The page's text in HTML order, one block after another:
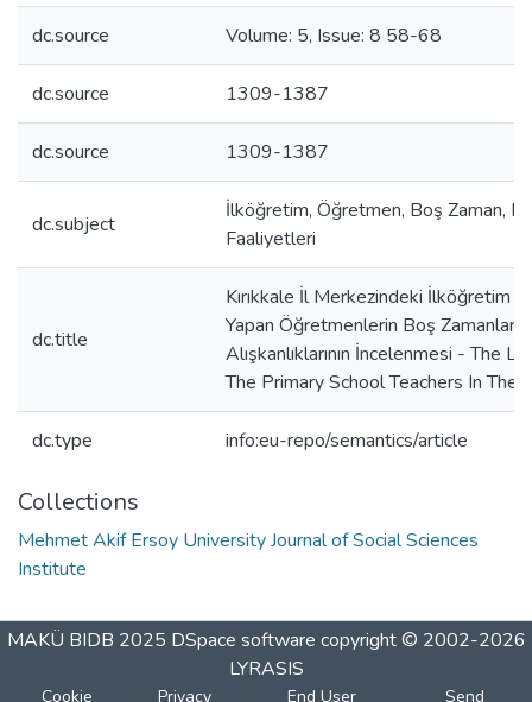
dc.source Volume: 5, Issue: 8 58-68
dc.source 1309-1387
dc.source 1309-1387
dc.subject
İlköğretim, Öğretmen, Boş Zaman,
Faaliyetleri
dc.title
Kırıkkale İl Merkezindeki İlköğretim
Yapan Öğretmenlerin Boş
Alışkanlıklarının İncelenmesi - The
The Primary School Teachers In The
dc.type info:eu-repo/semantics/article
Collections
Mehmet Akif Ersoy University Journal of Social Sciences
Institute
MAKÜ BIDB 2025 DSpace software copyright © 2002-2026
LYRASIS
Cookie Privacy End User Send